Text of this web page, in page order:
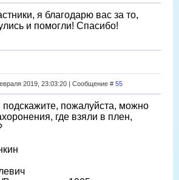
я благодарю вас за то,
и помогли! Спасибо!
2019, 23:03:20 | Сообщение # 55
пожалуйста, можно
где взяли в плен,